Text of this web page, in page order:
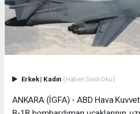
Erkek| Kadın (Haberi Sesli Oku)
ANKARA (İGFA) - ABD Hava